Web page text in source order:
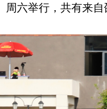
周六举行，共有来